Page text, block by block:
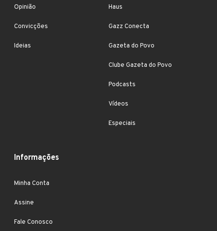
Opinião
Convicções
Ideias
Haus
Gazz Conecta
Gazeta do Povo
Clube Gazeta do Povo
Podcasts
Vídeos
Especiais
Informações
Minha Conta
Assine
Fale Conosco